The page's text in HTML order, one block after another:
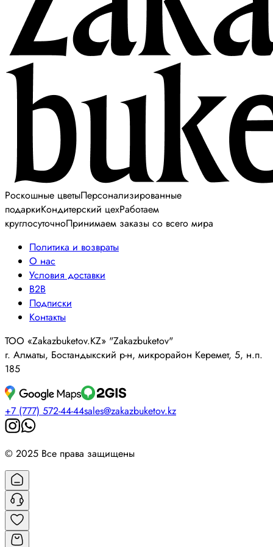
Роскошные цветыПерсонализированные
подаркиКондитерский цехРаботаем
круглосуточноПринимаем заказы со всего мира
Политика и возвраты
О нас
Условия доставки
B2B
Подписки
Контакты
ТОО «Zakazbuketov.KZ» "Zakazbuketov"
г. Алматы, Бостандыкский р-н, микрорайон Керемет, 5, н.п.
185
+7 (777) 572-44-44sales@zakazbuketov.kz
© 2025 Все права защищены